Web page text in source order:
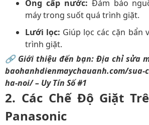
Ống cấp nước: Đảm bảo
máy trong suốt quá trình giặt.
Lưới lọc: Giúp lọc các cặn bẩn
trình giặt.
🔗 Giới thiệu đến bạn: Địa chỉ sửa
baohanhdienmaychauanh.com/
ha-noi/– Uy Tín Số #1
2. Các Chế Độ Giặt
Panasonic